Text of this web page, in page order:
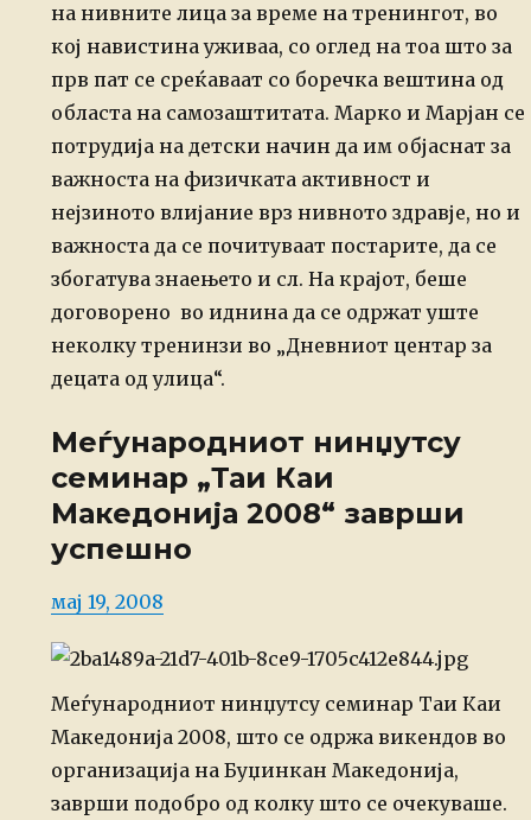
на нивните лица за време натренингот, во
кој навистина уживаа, со оглед на тоа што за
прв пат се среќаваат со боречка вештина од
областа на самозаштитата. Марко и Марјан се
потрудија на детски начин да им објаснат за
важноста нафизичката активност и
нејзиното влијание врз нивното здравје, но и
важноста да се почитуваат постарите, да се
збогатува знаењето и сл. На крајот, беше
договорено во иднина да се одржат уште
неколку тренинзи во „Дневниот центар за
децата од улица“.
Меѓународниот нинџутсу
семинар „Таи Каи
Македонија 2008“ заврши
успешно
Posted
мај 19, 2008
Меѓународниот нинџутсу семинар Таи Каи
Македонија 2008, што се одржавикендов во
организација на Буџинкан Македонија,
заврши подобро одколку што се очекуваше.